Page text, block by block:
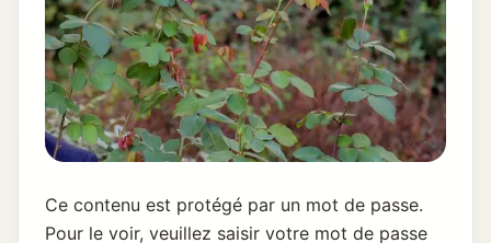
Ce contenu est protégé par un mot de passe.
Pour le voir, veuillez saisir votre mot de passe